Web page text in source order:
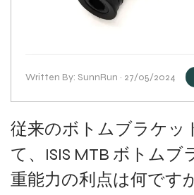
Written By: SunnRun · 27/05/2024
従来のボトムブラケッ
て、ISIS MTB ボトム
重能力の利点は何です